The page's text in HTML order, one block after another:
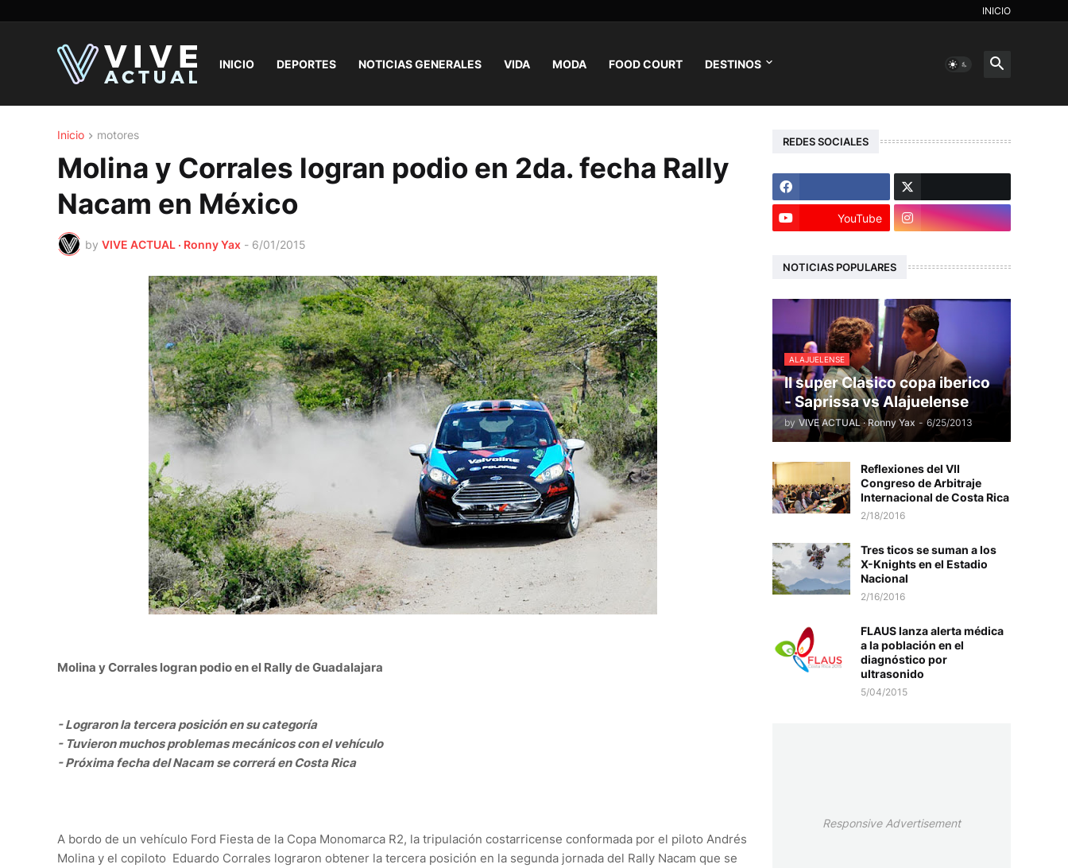
INICIO
INICIO DEPORTES NOTICIAS GENERALES VIDA MODA FOOD COURT DESTINOS
Inicio motores
Molina y Corrales logran podio en 2da. fecha Rally
Nacam en México
by VIVE ACTUAL · Ronny Yax - 6/01/2015
Molina y Corrales logran podio en el Rally de Guadalajara
- Lograron la tercera posición en su categoría
- Tuvieron muchos problemas mecánicos con el vehículo
- Próxima fecha del Nacam se correrá en Costa Rica
A bordo de un vehículo Ford Fiesta de la Copa Monomarca R2, la tripulación costarricense conformada por el piloto Andrés
Molina y el copiloto Eduardo Corrales lograron obtener la tercera posición en la segunda jornada del Rally Nacam que se
REDES SOCIALES
YouTube
NOTICIAS POPULARES
ALAJUELENSE
II super Clasico copa iberico
- Saprissa vs Alajuelense
by VIVE ACTUAL · Ronny Yax - 6/25/2013
Reflexiones del VII
Congreso de Arbitraje
Internacional de Costa Rica
2/18/2016
Tres ticos se suman a los
X-Knights en el Estadio
Nacional
2/16/2016
FLAUS lanza alerta médica
a la población en el
diagnóstico por
ultrasonido
5/04/2015
Responsive Advertisement